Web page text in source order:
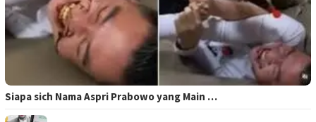
Siapa sich Nama Aspri Prabowo yang Main …